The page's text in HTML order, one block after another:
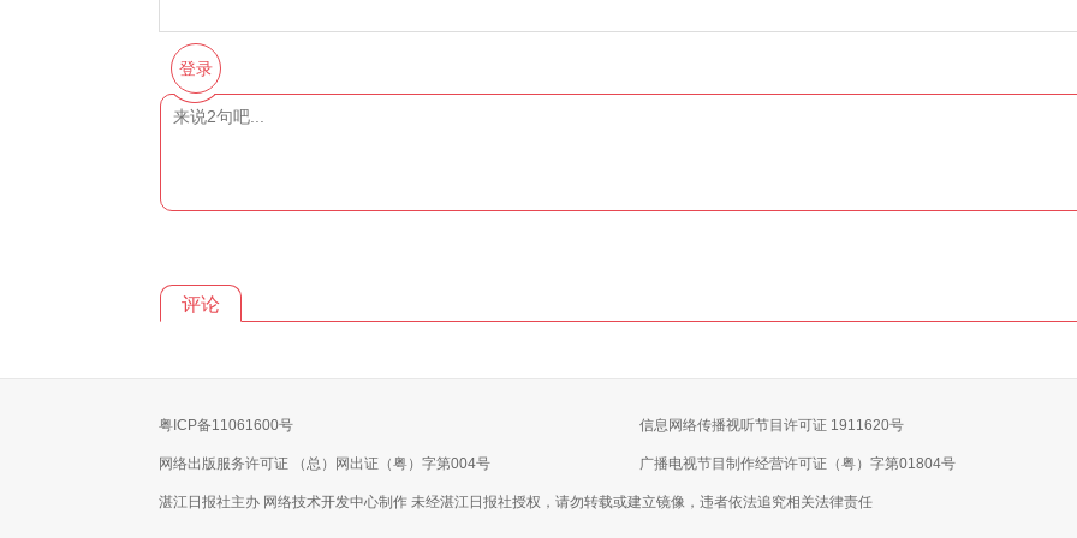
登录
评论
粤ICP备11061600号 信息网络传播视听节目许可证 1911620号
网络出版服务许可证 （总）网出证（粤）字第004号 广播电视节目制作经营许可证（粤）字第01804号
湛江日报社主办 网络技术开发中心制作 未经湛江日报社授权，请勿转载或建立镜像，违者依法追究相关法律责任